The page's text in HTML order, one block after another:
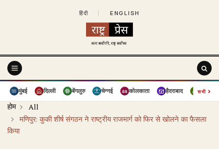
हिंदी ENGLISH
मुंबई दिल्ली बेंगलुरु चेन्नई कोलकाता हैदराबाद पुणे
सभी›
होम
All
मणिपुर: कुकी शीर्ष संगठन ने राष्ट्रीय राजमार्ग को फिर से खोलने का फैसला
किया